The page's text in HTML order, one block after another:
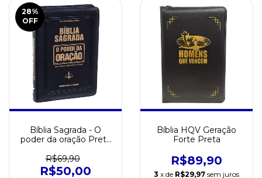
28%
OFF
Bíblia Sagrada - O
poder da oração Preta
R$69,90
R$50,00
Bíblia HQV Geração
Forte Preta
R$89,90
3 x de R$29,97 sem juros